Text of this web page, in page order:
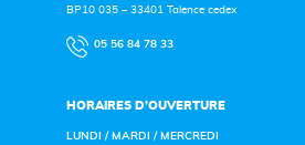
BP10 035 – 33401 Talence cedex
05 56 84 78 33
HORAIRES D’OUVERTURE
LUNDI / MARDI / MERCREDI